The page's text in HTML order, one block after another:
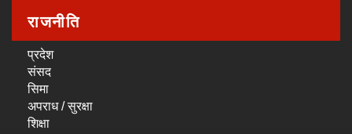
राजनीति
प्रदेश
संसद
सिमा
अपराध / सुरक्षा
शिक्षा